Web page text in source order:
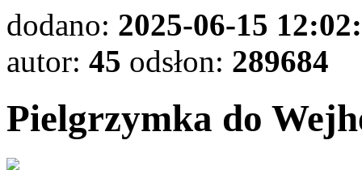
dodano: 2025-06-15
autor: 45 odsłon: 289684
Pielgrzymka do